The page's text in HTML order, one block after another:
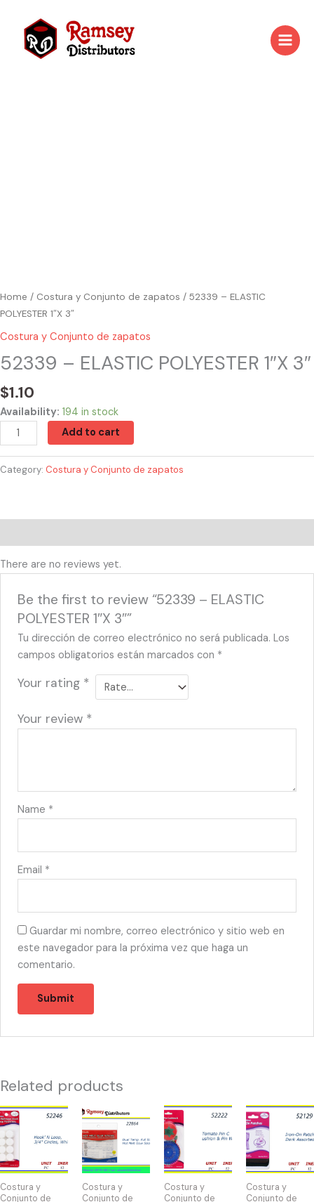
content
Home / Costura y Conjunto de zapatos / 52339 – ELASTIC
POLYESTER 1″X 3″
Costura y Conjunto de zapatos
52339 – ELASTIC POLYESTER 1″X 3″
$1.10
Availability: 194 in stock
Add to cart
Category: Costura y Conjunto de zapatos
There are no reviews yet.
Be the first to review “52339 – ELASTIC
POLYESTER 1″X 3″”
Tu dirección de correo electrónico no será publicada. Los
campos obligatorios están marcados con *
Your rating *
Your review *
Name *
Email *
Guardar mi nombre, correo electrónico y sitio web en
este navegador para la próxima vez que haga un
comentario.
Related products
Costura y
Conjunto de
52246
-
HOOK
LOOP
3/4"CIRCLES
WHT
Costura y
Conjunto de
22864
-
2092
x
0.27"
(20/Box)
Costura y
Conjunto de
52222
-
TOMATO
PIN
CON
RUEDA
Costura y
Conjunto de
52129
-
IRON
PATCH
DARK
ASSORTED